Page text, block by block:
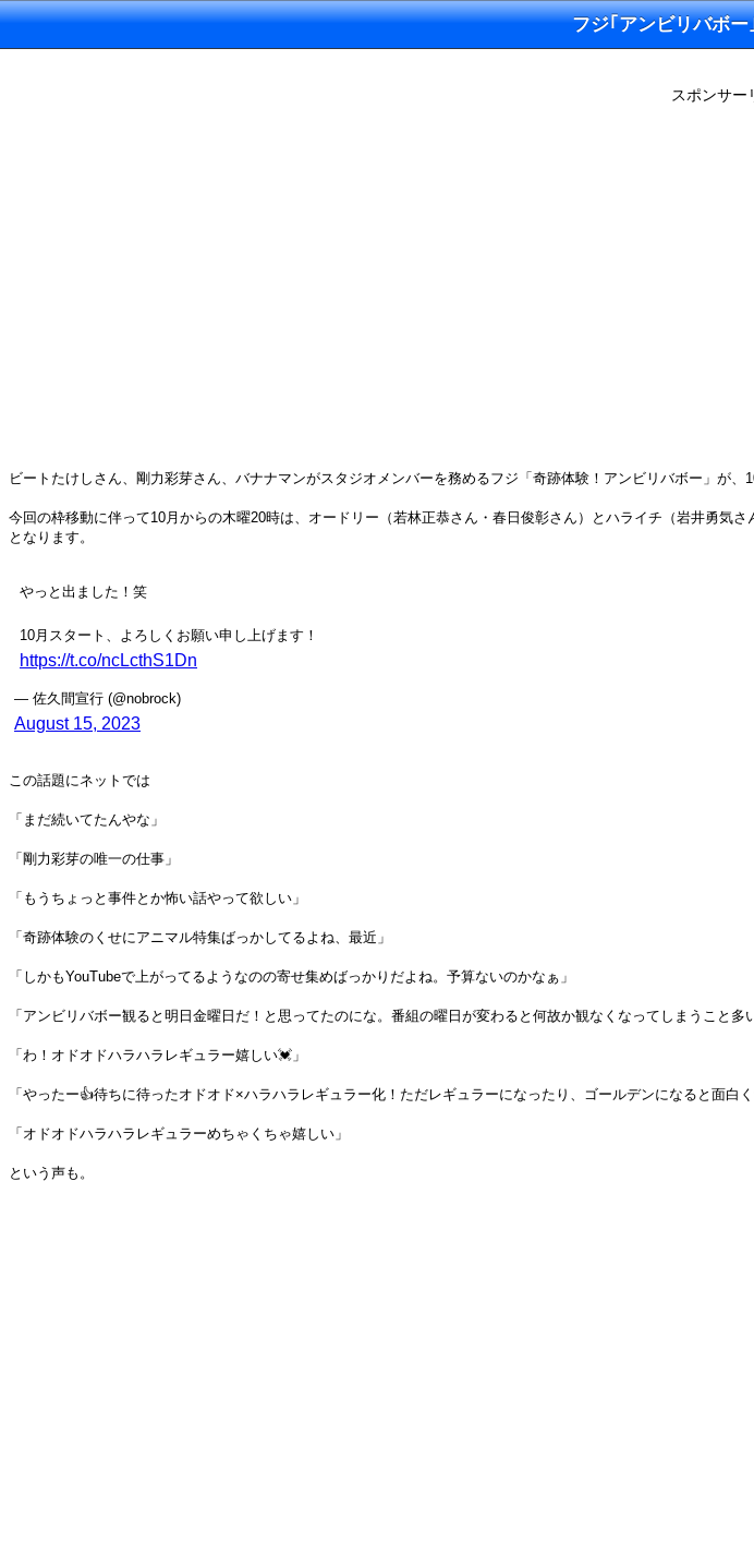
フジ｢アンビリバボー
スポンサー
ビートたけしさん、剛力彩芽さん、バナナマンがスタジオメンバーを務めるフジ「奇跡体験！アンビリバボー」が、
今回の枠移動に伴って10月からの木曜20時は、オードリー（若林正恭さん・春日俊彰さん）とハライチ（岩井勇
となります。
やっと出ました！笑
10月スタート、よろしくお願い申し上げます！
https://t.co/ncLcthS1Dn
— 佐久間宣行 (@nobrock)
August 15, 2023
この話題にネットでは
「まだ続いてたんやな」
「剛力彩芽の唯一の仕事」
「もうちょっと事件とか怖い話やって欲しい」
「奇跡体験のくせにアニマル特集ばっかしてるよね、最近」
「しかもYouTubeで上がってるようなのの寄せ集めばっかりだよね。予算ないのかなぁ」
「アンビリバボー観ると明日金曜日だ！と思ってたのにな。番組の曜日が変わると何故か観なくなってしまうこと多
「わ！オドオドハラハラレギュラー嬉しい💓」
「やったー👍待ちに待ったオドオド×ハラハラレギュラー化！ただレギュラーになったり、ゴールデンになると面白
「オドオドハラハラレギュラーめちゃくちゃ嬉しい」
という声も。